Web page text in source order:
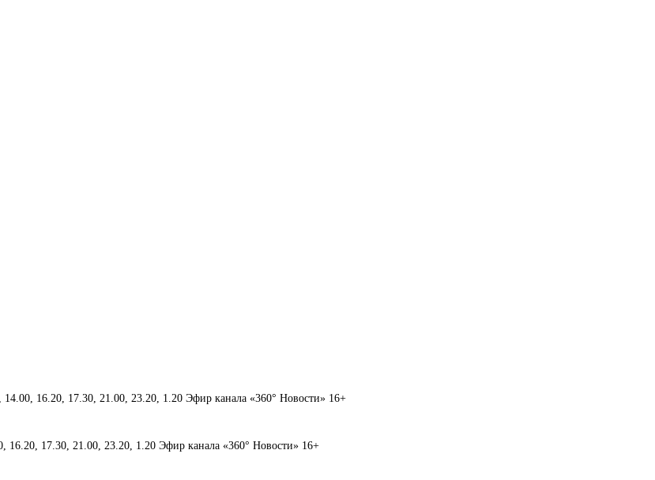
16.20, 17.30, 21.00, 23.20, 1.20 Эфир канала «360° Новости» 16+
16.20, 17.30, 21.00, 23.20, 1.20 Эфир канала «360° Новости» 16+